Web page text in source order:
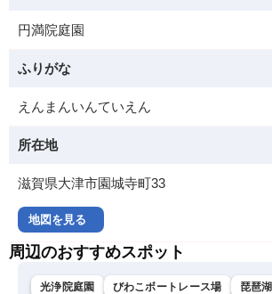
円満院庭園
ふりがな
えんまんいんていえん
所在地
滋賀県大津市園城寺町33
地図を見る
周辺のおすすめスポット
光浄院庭園 びわこボートレース場 琵琶湖